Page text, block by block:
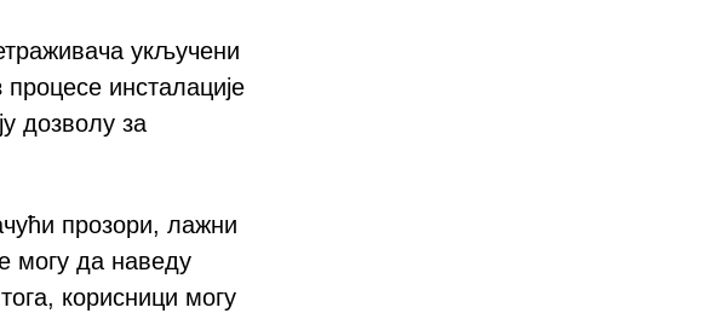
укључени
инсталације
дозволу за
прозори, лажни
могу да наведу
корисници могу